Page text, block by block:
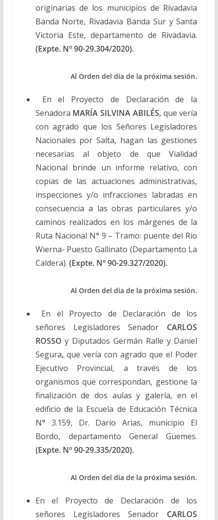
originarias de los municipios de Rivadavia
Banda Norte, Rivadavia Banda Sur y Santa
Victoria Este, departamento de Rivadavia.
(Expte. Nº 90-29.304/2020).
Al Orden del día de la próxima sesión.
En el Proyecto de Declaración de la
Senadora MARÍA SILVINA ABILÉS,que vería
con agrado que los Señores Legisladores
Nacionales por Salta, hagan las gestiones
necesarias al objeto de que Vialidad
Nacional brinde un informe relativo, con
copias de las actuaciones administrativas,
inspecciones y/o infracciones labradas en
consecuencia a las obras particulares y/o
caminos realizados en los márgenes de la
Ruta Nacional N° 9 – Tramo: puente del Rio
Wierna- Puesto Gallinato (Departamento La
Caldera). (Expte. Nº 90-29.327/2020).
Al Orden del día de la próxima sesión.
En el Proyecto de Declaración de los
señores Legisladores Senador CARLOS
ROSSOy Diputados Germán Ralle y Daniel
Segura,que vería con agrado que el Poder
Ejecutivo Provincial, a través de los
organismos que correspondan, gestione la
finalización de dos aulas y galería, en el
edificio de la Escuela de Educación Técnica
N° 3.159, Dr. Darío Arias, municipio El
Bordo, departamento General Güemes.
(Expte. Nº 90-29.335/2020).
Al Orden del día de la próxima sesión.
En el Proyecto de Declaración de los
señores Legisladores Senador CARLOS